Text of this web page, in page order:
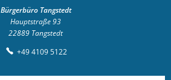
Bürgerbüro Tangstedt
Hauptstraße 93
22889 Tangstedt
+49 4109 5122